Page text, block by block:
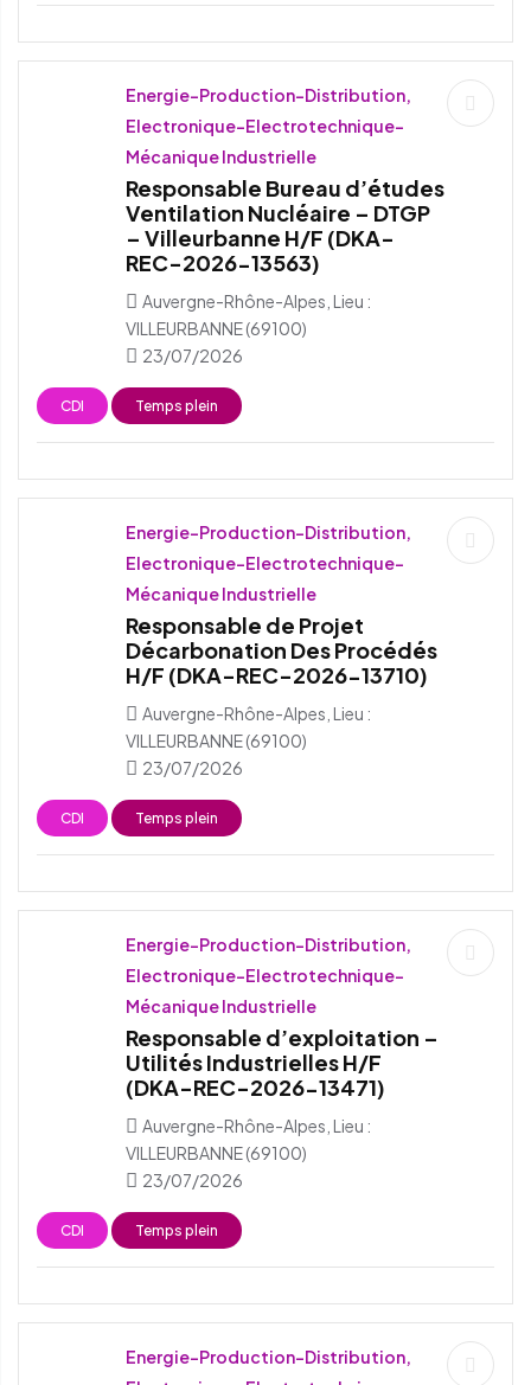
Energie-Production-Distribution,
Electronique-Electrotechnique-
Mécanique Industrielle
Responsable Bureau d’études
Ventilation Nucléaire – DTGP
– Villeurbanne H/F (DKA-
REC-2026-13563)
Auvergne-Rhône-Alpes, Lieu :
VILLEURBANNE (69100)
23/07/2026
CDI Temps plein
Energie-Production-Distribution,
Electronique-Electrotechnique-
Mécanique Industrielle
Responsable de Projet
Décarbonation Des Procédés
H/F (DKA-REC-2026-13710)
Auvergne-Rhône-Alpes, Lieu :
VILLEURBANNE (69100)
23/07/2026
CDI Temps plein
Energie-Production-Distribution,
Electronique-Electrotechnique-
Mécanique Industrielle
Responsable d’exploitation –
Utilités Industrielles H/F
(DKA-REC-2026-13471)
Auvergne-Rhône-Alpes, Lieu :
VILLEURBANNE (69100)
23/07/2026
CDI Temps plein
Energie-Production-Distribution,